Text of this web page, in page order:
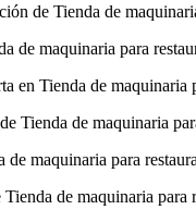
de Tienda de
de maquinaria para
en Tienda de maquinaria
Tienda de maquinaria
de maquinaria para
de maquinaria para